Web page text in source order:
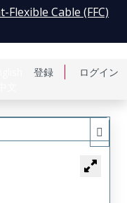
登録 ログイン
Flexible Cable (FFC)